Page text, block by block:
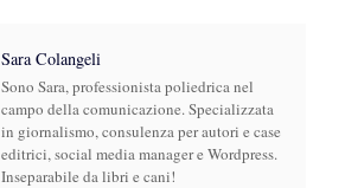
Sara Colangeli
Sono Sara, professionista poliedrica nel
campo della comunicazione. Specializzata
in giornalismo, consulenza per autori e case
editrici, social media manager e Wordpress.
Inseparabile da libri e cani!